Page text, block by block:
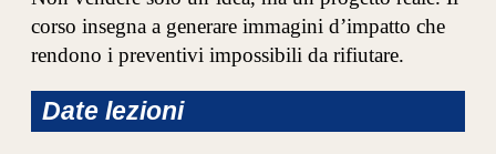
corso insegna a generare immagini d’impatto che
rendono i preventivi impossibili da rifiutare.
Date lezioni